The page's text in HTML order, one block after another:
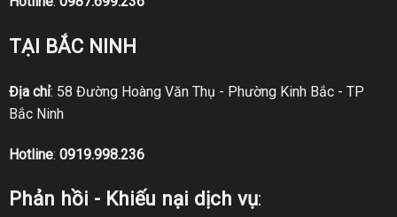
TẠI BẮC NINH
Địa chỉ: 58 Đường Hoàng Văn Thụ - Phường Kinh Bắc - TP
Bắc Ninh
Hotline: 0919.998.236
Phản hồi - Khiếu nại dịch vụ: